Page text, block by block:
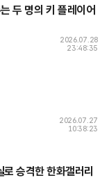
두 명의 키 플레이어
2026.07.28
23:48:35
2026.07.27
10:38:23
승격한 한화갤러리